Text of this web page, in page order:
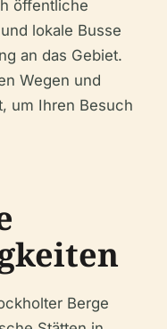
öffentliche
lokale Busse
an das Gebiet.
Wegen und
um Ihren Besuch
Berge